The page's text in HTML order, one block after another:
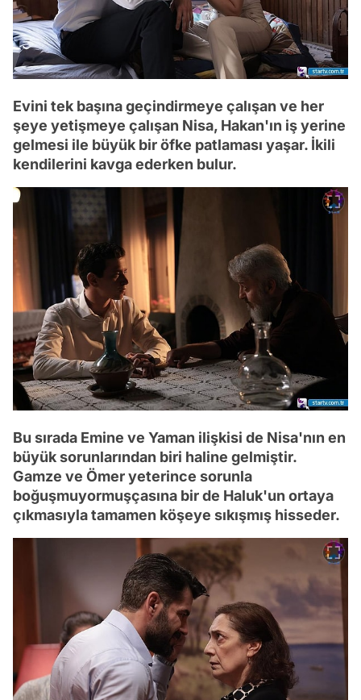
Evini tek başına geçindirmeye çalışan ve her
şeye yetişmeye çalışan Nisa, Hakan'ın iş yerine
gelmesi ile büyük bir öfke patlaması yaşar. İkili
kendilerini kavga ederken bulur.
Bu sırada Emine ve Yaman ilişkisi de Nisa'nın en
büyük sorunlarından biri haline gelmiştir.
Gamze ve Ömer yeterince sorunla
boğuşmuyormuşçasına bir de Haluk'un ortaya
çıkmasıyla tamamen köşeye sıkışmış hisseder.